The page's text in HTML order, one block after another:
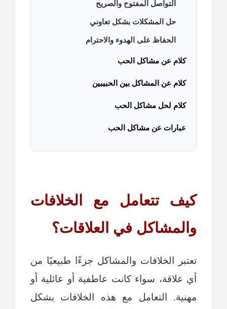
التواصل المفتوح والصريح
حل المشكلات بشكل تعاوني
الحفاظ على الهدوء والاحترام
كلام عن مشاكل الحب
كلام عن المشاكل بين الحبيبين
كلام لحل مشاكل الحب
عبارات عن مشاكل الحب
كيف تتعامل مع الخلافات
والمشاكل في العلاقات؟
تعتبر الخلافات والمشاكل جزءًا طبيعيًا من
أي علاقة، سواء كانت عاطفية أو عائلية أو
مهنية. التعامل مع هذه الخلافات بشكل